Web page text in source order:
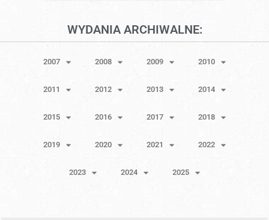
WYDANIA ARCHIWALNE:
2007 2008 2009 2010
2011 2012 2013 2014
2015 2016 2017 2018
2019 2020 2021 2022
2023 2024 2025